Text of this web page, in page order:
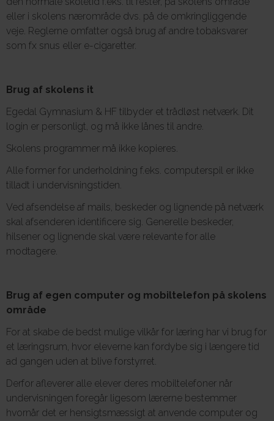
eller i skolens nærområde dvs. på de omkringliggende
veje. Reglerne omfatter også brug af andre tobaksvarer
som fx snus eller e-cigaretter.
Brug af skolens it
Egedal Gymnasium & HF tilbyder et trådløst netværk. Dit
login er personligt, og må ikke lånes til andre.
Skolens programmer må ikke kopieres.
Alle former for underholdning f.eks. computerspil er ikke
tilladt i undervisningstiden.
Ved afsendelse af mails, beskeder og lignende på netværk
skal afsenderen identificere sig. Generelle beskeder,
hilsener og lignende skal være relevante for alle
modtagere.
Brug af egen computer og mobiltelefon på skolens
område
For at skabe de bedst mulige vilkår for læring har vi brug for
et læringsrum, hvor eleverne kan fordybe sig i længere tid
ad gangen uden at blive forstyrret.
Derfor afleverer alle elever deres mobiltelefoner når
undervisningen foregår ligesom lærerne bestemmer
hvornår det er hensigtsmæssigt at anvende computer og